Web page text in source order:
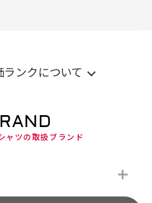
ンクについて
ャツの取扱ブランド